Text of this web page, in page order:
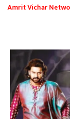
Amrit Vichar